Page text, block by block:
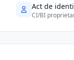
Act de
CI/BI